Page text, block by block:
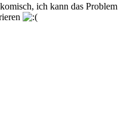
ich kann das Problem